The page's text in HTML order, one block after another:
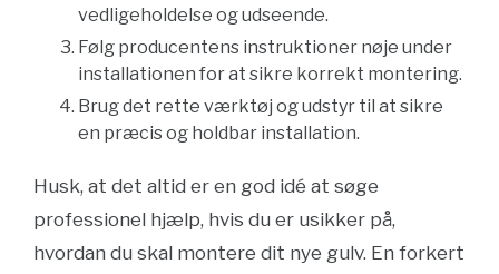
vedligeholdelse og udseende.
Følg producentens instruktioner nøje under
installationen for at sikre korrekt montering.
Brug det rette værktøj og udstyr til at sikre
en præcis og holdbar installation.
Husk, at det altid er en god idé at søge
professionel hjælp, hvis du er usikker på,
hvordan du skal montere dit nye gulv. En forkert